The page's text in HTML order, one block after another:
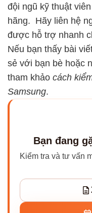
đội ngũ kỹ thuật
hãng. Hãy liên hệ
được hỗ trợ nhanh
Nếu bạn thấy bài
sẻ với bạn bè hoặc
tham khảo cách
Samsung.
Bạn đang
Kiểm tra và tư vấn